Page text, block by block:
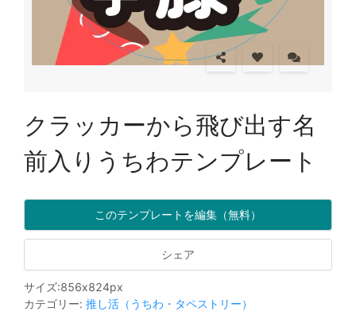
クラッカーから飛び出す名
前入りうちわテンプレート
このテンプレートを編集（無料）
シェア
サイズ:856x824px
カテゴリー: 推し活（うちわ・タペストリー）